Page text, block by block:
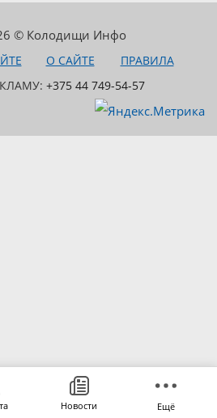
© Колодищи Инфо
О САЙТЕ
ПРАВИЛА
+375 44 749-54-57
Новости Ещё